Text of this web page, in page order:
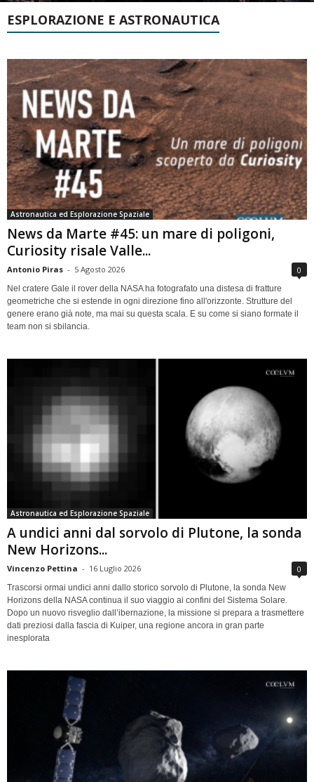
ESPLORAZIONE E ASTRONAUTICA
Astronautica ed Esplorazione Spaziale
News da Marte #45: un mare di poligoni,
Curiosity risale Valle...
Antonio Piras - 5 Agosto 2026 0
Nel cratere Gale il rover della NASA ha fotografato una distesa di fratture
geometriche che si estende in ogni direzione fino all'orizzonte. Strutture del
genere erano già note, ma mai su questa scala. E su come si siano formate il
team non si sbilancia.
Astronautica ed Esplorazione Spaziale
A undici anni dal sorvolo di Plutone, la sonda
New Horizons...
Vincenzo Pettina - 16 Luglio 2026 0
Trascorsi ormai undici anni dallo storico sorvolo di Plutone, la sonda New
Horizons della NASA continua il suo viaggio ai confini del Sistema Solare.
Dopo un nuovo risveglio dall’ibernazione, la missione si prepara a trasmettere
dati preziosi dalla fascia di Kuiper, una regione ancora in gran parte
inesplorata